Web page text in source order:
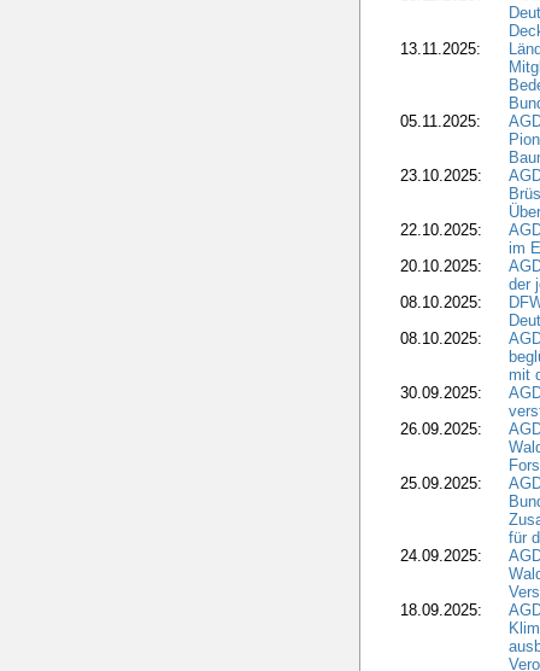
13.11.2025:
05.11.2025:
23.10.2025:
22.10.2025:
im
20.10.2025:
der
08.10.2025:
08.10.2025:
mit
30.09.2025:
26.09.2025:
25.09.2025:
für
24.09.2025:
18.09.2025: